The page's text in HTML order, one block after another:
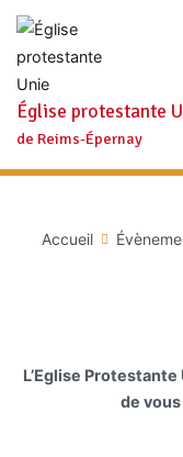
Aller
contenu
Église protestante
de Reims-Épernay
Accueil
L’Eglise
de